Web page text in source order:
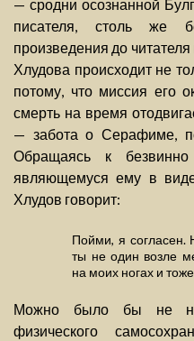
— сродни осознанной
писателя, столь же
произведения до
Хлудова происходит не
потому, что миссия его
смерть на время
— забота о Серафиме,
Обращаясь к
являющемуся ему в
Хлудов говорит:
Пойми, я согласен.
ты не один возле
на моих ногах и
Можно было бы не
физического